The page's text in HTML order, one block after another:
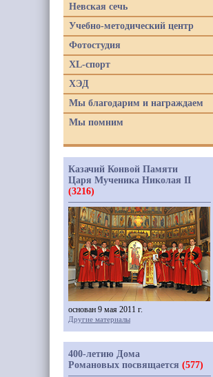
Невская сечь
Учебно-методический центр
Фотостудия
XL-спорт
ХЭД
Мы благодарим и награждаем
Мы помним
Казачий Конвой Памяти
Царя Мученика Николая II
(3216)
основан 9 мая 2011 г.
Другие материалы
400-летию Дома
Романовых посвящается (577)